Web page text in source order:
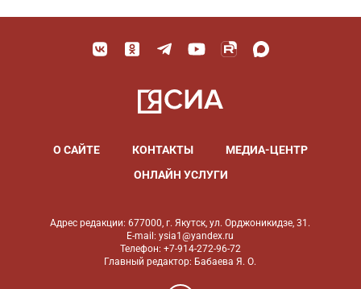
О САЙТЕ КОНТАКТЫ
МЕДИА-ЦЕНТР
ОНЛАЙН УСЛУГИ
Адрес редакции: 677000, г. Якутск, ул. Орджоникидзе, 31.
E-mail: ysia1@yandex.ru
Телефон: +7-914-272-96-72
Главный редактор: Бабаева Я. О.